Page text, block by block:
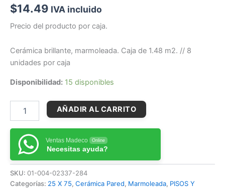
$14.49 IVA incluido
Precio del producto por caja.
Cerámica brillante, marmoleada. Caja de 1.48 m2. // 8
unidades por caja
Disponibilidad: 15 disponibles
AÑADIR AL CARRITO
Ventas Madeco Online
Necesitas ayuda?
SKU: 01-004-02337-284
Categorías: 25 X 75, Cerámica Pared, Marmoleada, PISOS Y